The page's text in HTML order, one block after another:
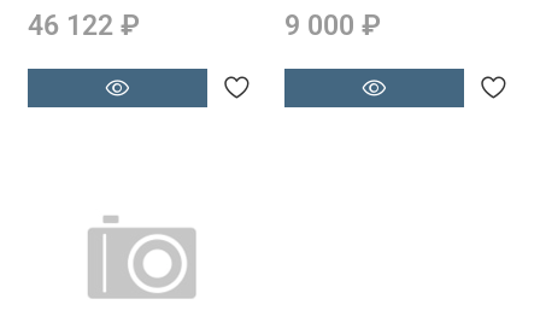
46 122 ₽ 9 000 ₽